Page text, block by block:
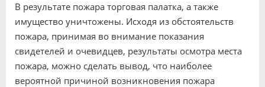
В результате пожара торговая палатка, а также
имущество уничтожены. Исходя из обстоятельств
пожара, принимая во внимание показания
свидетелей и очевидцев, результаты осмотра места
пожара, можно сделать вывод, что наиболее
вероятной причиной возникновения пожара